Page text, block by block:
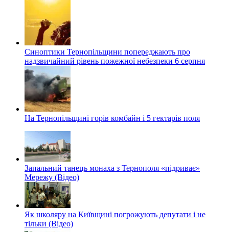
Синоптики Тернопільщини попереджають про
надзвичайний рівень пожежної небезпеки 6 серпня
На Тернопільщині горів комбайн і 5 гектарів поля
Запальний танець монаха з Тернополя «підриває»
Мережу (Відео)
Як школяру на Київщині погрожують депутати і не
тільки (Відео)